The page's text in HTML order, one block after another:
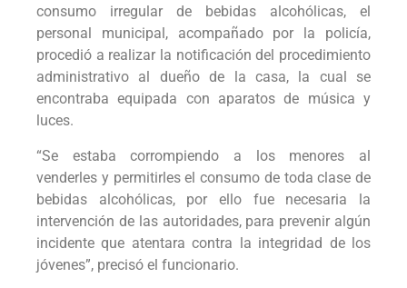
consumo irregular de bebidas alcohólicas, el
personal municipal, acompañado por la policía,
procedió a realizar la notificación del procedimiento
administrativo al dueño de la casa, la cual se
encontraba equipada con aparatos de música y
luces.
“Se estaba corrompiendo a los menores al
venderles y permitirles el consumo de toda clase de
bebidas alcohólicas, por ello fue necesaria la
intervención de las autoridades, para prevenir algún
incidente que atentara contra la integridad de los
jóvenes”, precisó el funcionario.